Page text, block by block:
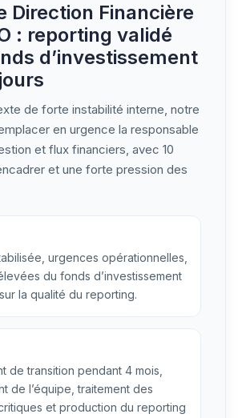
Direction Financière
: reporting validé
d’investissement
de forte instabilité interne, notre
en urgence la responsable
et flux financiers, avec 10
et une forte pression des
urgences opérationnelles,
du fonds d’investissement
la qualité du reporting.
de transition pendant 4 mois,
de l’équipe, traitement des
et production du reporting